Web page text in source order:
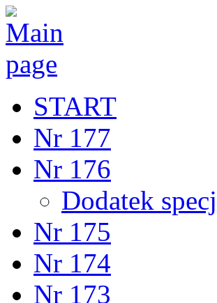
START
Nr 177
Nr 176
Dodatek
Nr 175
Nr 174
Nr 173